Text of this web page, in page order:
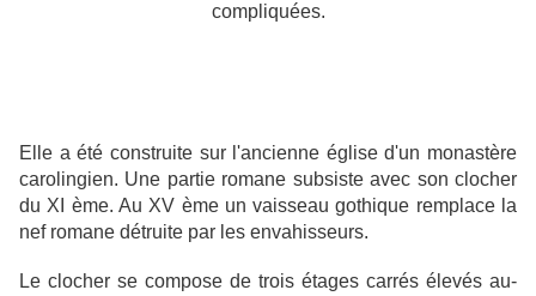
compliquées.
Elle a été construite sur l'ancienne église d'un monastère
carolingien. Une partie romane subsiste avec son clocher
du XI ème. Au XV ème un vaisseau gothique remplace la
nef romane détruite par les envahisseurs.
Le clocher se compose de trois étages carrés élevés au-